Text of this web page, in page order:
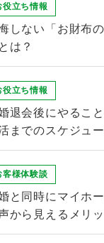
役立ち情報
しない「お財布
は？
役立ち情報
退会後にやるこ
までのスケジュ
客様体験談
と同時にマイホ
から見えるメリ